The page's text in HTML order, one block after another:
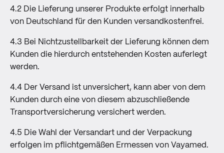
4.2 Die Lieferung unserer Produkte erfolgt innerhalb
von Deutschland für den Kunden versandkostenfrei.
4.3 Bei Nichtzustellbarkeit der Lieferung können dem
Kunden die hierdurch entstehenden Kosten auferlegt
werden.
4.4 Der Versand ist unversichert, kann aber von dem
Kunden durch eine von diesem abzuschließende
Transportversicherung versichert werden.
4.5 Die Wahl der Versandart und der Verpackung
erfolgen im pflichtgemäßen Ermessen von Vayamed.